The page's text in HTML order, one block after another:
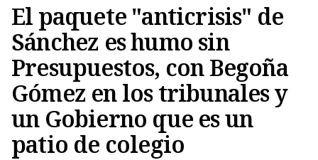
El paquete "anticrisis" de
Sánchez es humo sin
Presupuestos, con Begoña
Gómez en los tribunales y
un Gobierno que es un
patio de colegio